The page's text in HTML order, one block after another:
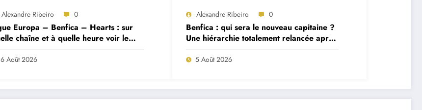
Alexandre Ribeiro 0
Europa – Benfica – Hearts : sur
chaîne et à quelle heure voir le
?
6 Août 2026
Alexandre Ribeiro 0
Benfica : qui sera le nouveau capitaine ?
Une hiérarchie totalement relancée après
deux départs majeurs
5 Août 2026